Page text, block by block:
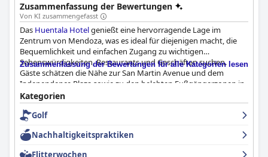
der nachhaltigen Entwicklung und des Umweltschutzes
bewusst sind, hält sich dieses Hotel an die Prinzipien und
Vorschriften der Weltcharta für Nachhaltigkeit und Tourismus.
Zusammenfassung der Bewertungen
Von KI zusammengefasst
Das Huentala Hotelgenießt eine hervorragende Lage im
Zentrum von Mendoza, was es ideal für diejenigen macht, die
Bequemlichkeit und einfachen Zugang zu wichtigen
Sehenswürdigkeiten, Restaurants und Geschäften suchen.
Gäste schätzen die Nähe zur San Martin Avenue und dem
Independence Plaza sowie zu den belebten Fußgängerzonen in
der Nähe. Diese strategische Lage macht die Erkundung der
Stadt zum Kinderspiel.
Das Hotel punktet mit seiner eleganten Ausstattung, den
geräumigen Zimmern und dem aufmerksamen Personal. Gäste
loben die Annehmlichkeiten vor Ort wie Geldwechsel und ein
Zusammenfassung der Bewertungen für alle Kategorien lesen
Kategorien
Golf
Nachhaltigkeitspraktiken
Flitterwochen